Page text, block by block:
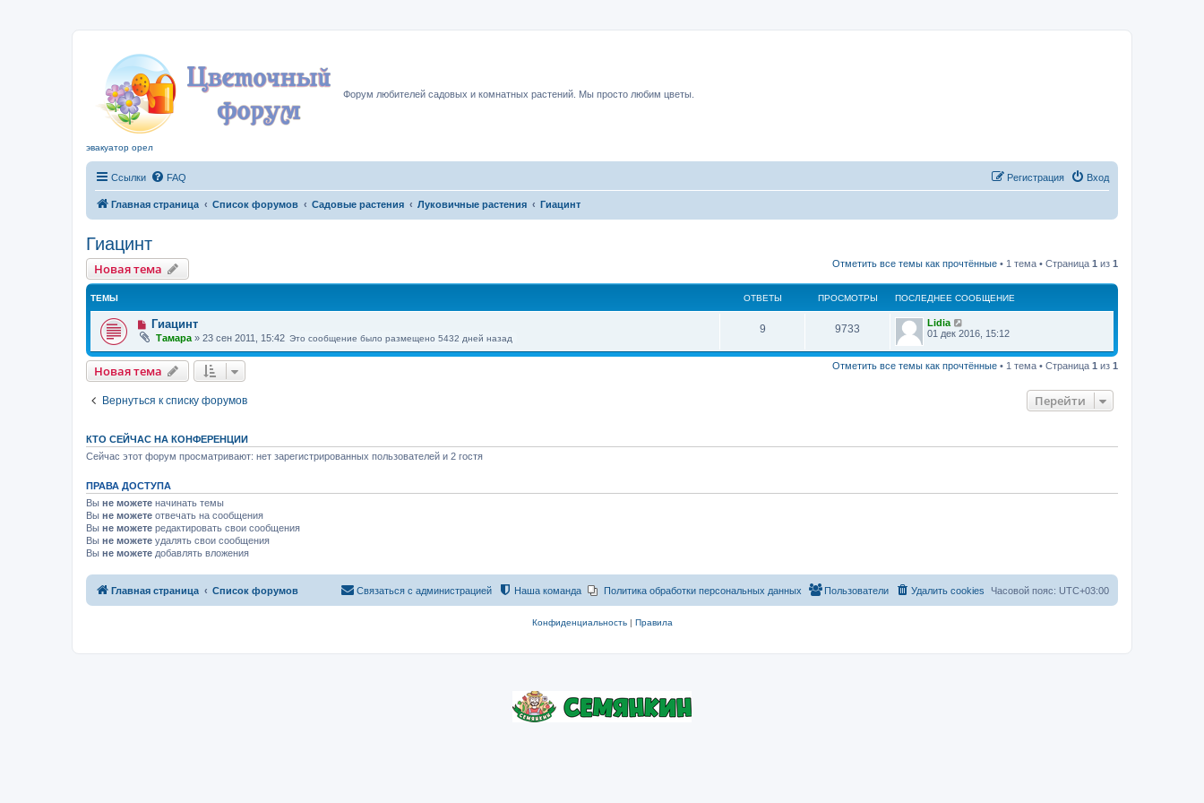
Форум любителей садовых и комнатных растений. Мы просто любим цветы.
эвакуатор орел
Ссылки FAQ Вход
Регистрация
Главная страница Список форумов Садовые растения Луковичные растения Гиацинт
Гиацинт
Новая тема Отметить все темы как прочтённые • 1 тема • Страница 1 из 1
ТЕМЫ ОТВЕТЫ ПРОСМОТРЫ ПОСЛЕДНЕЕ СООБЩЕНИЕ
Гиацинт
Тамара » 23 сен 2011, 15:42 Это сообщение было размещено 5432 дней назад
9 9733
Lidia
01 дек 2016, 15:12
Новая тема Отметить все темы как прочтённые • 1 тема • Страница 1 из 1
Вернуться к списку форумов Перейти
КТО СЕЙЧАС НА КОНФЕРЕНЦИИ
Сейчас этот форум просматривают: нет зарегистрированных пользователей и 2 гостя
ПРАВА ДОСТУПА
Вы не можете начинать темы
Вы не можете отвечать на сообщения
Вы не можете редактировать свои сообщения
Вы не можете удалять свои сообщения
Вы не можете добавлять вложения
Главная страница Список форумов Часовой пояс: UTC+03:00
Удалить cookies
Пользователи
Политика обработки персональных данных
Наша команда
Связаться с администрацией
Конфиденциальность| Правила